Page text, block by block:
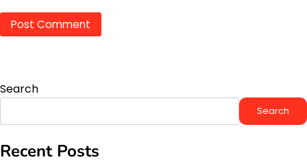
Search
Search
Recent Posts